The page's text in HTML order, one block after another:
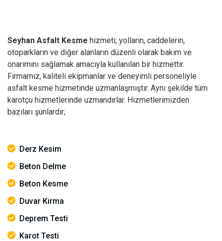
Seyhan Asfalt Kesme hizmeti; yolların, caddelerin,
otoparkların ve diğer alanların düzenli olarak bakım ve
onarımını sağlamak amacıyla kullanılan bir hizmettir.
Firmamız, kaliteli ekipmanlar ve deneyimli personeliyle
asfalt kesme hizmetinde uzmanlaşmıştır. Aynı şekilde tüm
karotçu hizmetlerinde uzmandırlar. Hizmetlerimizden
bazıları şunlardır;
Derz Kesim
Beton Delme
Beton Kesme
Duvar Kırma
Deprem Testi
Karot Testi